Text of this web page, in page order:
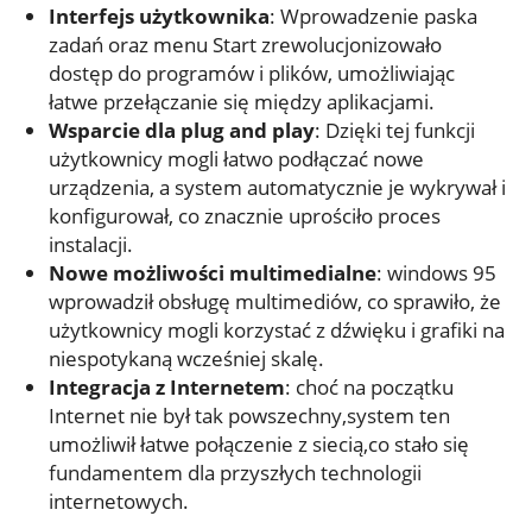
Interfejs użytkownika: Wprowadzenie paska
zadań oraz menu Start zrewolucjonizowało
dostęp do programów i plików, umożliwiając
łatwe przełączanie się między aplikacjami.
Wsparcie dla plug and play: Dzięki tej funkcji
użytkownicy mogli łatwo podłączać nowe
urządzenia, a system automatycznie je wykrywał i
konfigurował, co znacznie uprościło proces
instalacji.
Nowe możliwości multimedialne: windows 95
wprowadził obsługę multimediów, co sprawiło, że
użytkownicy mogli korzystać z dźwięku i grafiki na
niespotykaną wcześniej skalę.
Integracja z Internetem: choć na początku
Internet nie był tak powszechny,system ten
umożliwił łatwe połączenie z siecią,co stało się
fundamentem dla przyszłych technologii
internetowych.